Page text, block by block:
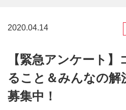
2020.04.14
【緊急アンケート
ること＆みんなの解
募集中！